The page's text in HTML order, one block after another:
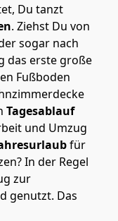
Du tanzt
. Ziehst Du von
sogar nach
das erste große
Fußboden
Tagesablauf
und Umzug
für
In der Regel
zur
genutzt. Das